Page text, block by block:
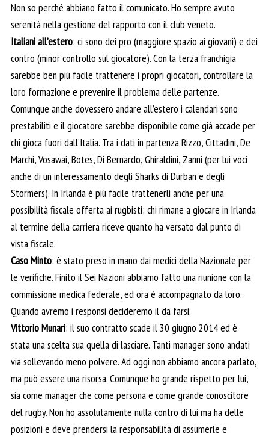
Non so perché abbiano fatto il comunicato. Ho sempre avuto
serenità nella gestione del rapporto con il club veneto.
Italiani all’estero: ci sono dei pro (maggiore spazio ai giovani) e dei
contro (minor controllo sul giocatore). Con la terza franchigia
sarebbe ben più facile trattenere i propri giocatori, controllare la
loro formazione e prevenire il problema delle partenze.
Comunque anche dovessero andare all’estero i calendari sono
prestabiliti e il giocatore sarebbe disponibile come già accade per
chi gioca fuori dall’Italia. Tra i dati in partenza Rizzo, Cittadini, De
Marchi, Vosawai, Botes, Di Bernardo, Ghiraldini, Zanni (per lui voci
anche di un interessamento degli Sharks di Durban e degli
Stormers). In Irlanda è più facile trattenerli anche per una
possibilità fiscale offerta ai rugbisti: chi rimane a giocare in Irlanda
al termine della carriera riceve quanto ha versato dal punto di
vista fiscale.
Caso Minto: è stato preso in mano dai medici della Nazionale per
le verifiche. Finito il Sei Nazioni abbiamo fatto una riunione con la
commissione medica federale, ed ora è accompagnato da loro.
Quando avremo i responsi decideremo il da farsi.
Vittorio Munari: il suo contratto scade il 30 giugno 2014 ed è
stata una scelta sua quella di lasciare. Tanti manager sono andati
via sollevando meno polvere. Ad oggi non abbiamo ancora parlato,
ma può essere una risorsa. Comunque ho grande rispetto per lui,
sia come manager che come persona e come grande conoscitore
del rugby. Non ho assolutamente nulla contro di lui ma ha delle
posizioni e deve prendersi la responsabilità di assumerle e